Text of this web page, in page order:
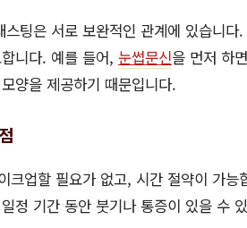
스팅은 서로 보완적인 관계에 있습니
니다. 예를 들어, 눈썹문신을 먼저 하
양을 제공하기 때문입니다.
크업할 필요가 없고, 시간 절약이 가능
정 기간 동안 붓기나 통증이 있을 수